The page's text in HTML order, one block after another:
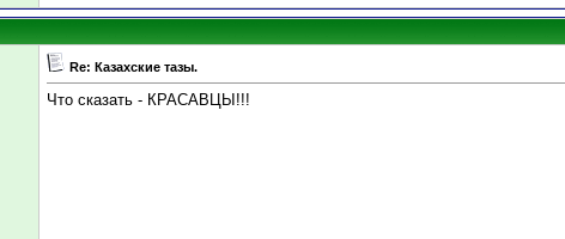
Re: Казахские тазы.
Что сказать - КРАСАВЦЫ!!!